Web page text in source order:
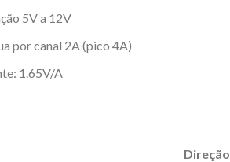
5V a 12V
por canal 2A (pico 4A)
1.65V/A
Direção